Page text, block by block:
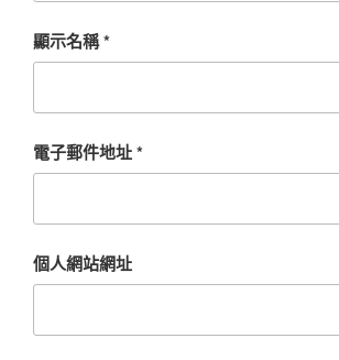
顯示名稱*
電子郵件地址*
個人網站網址